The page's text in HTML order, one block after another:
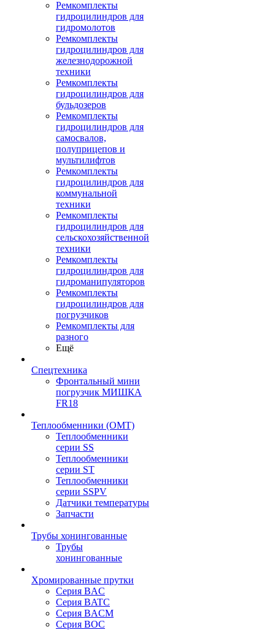
Ремкомплекты
гидроцилиндров для
гидромолотов
Ремкомплекты
гидроцилиндров для
железнодорожной
техники
Ремкомплекты
гидроцилиндров для
бульдозеров
Ремкомплекты
гидроцилиндров для
самосвалов,
полуприцепов и
мультилифтов
Ремкомплекты
гидроцилиндров для
коммунальной
техники
Ремкомплекты
гидроцилиндров для
сельскохозяйственной
техники
Ремкомплекты
гидроцилиндров для
гидроманипуляторов
Ремкомплекты
гидроцилиндров для
погрузчиков
Ремкомплекты для
разного
Ещё
Спецтехника
Фронтальный мини
погрузчик МИШКА
FR18
Теплообменники (OMT)
Теплообменники
серии SS
Теплообменники
серии ST
Теплообменники
серии SSPV
Датчики температуры
Запчасти
Трубы хонингованные
Трубы
хонингованные
Хромированные прутки
Серия BAC
Серия BATC
Серия BACM
Серия BOC